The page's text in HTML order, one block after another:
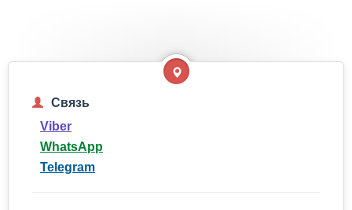
Связь
Viber
WhatsApp
Telegram